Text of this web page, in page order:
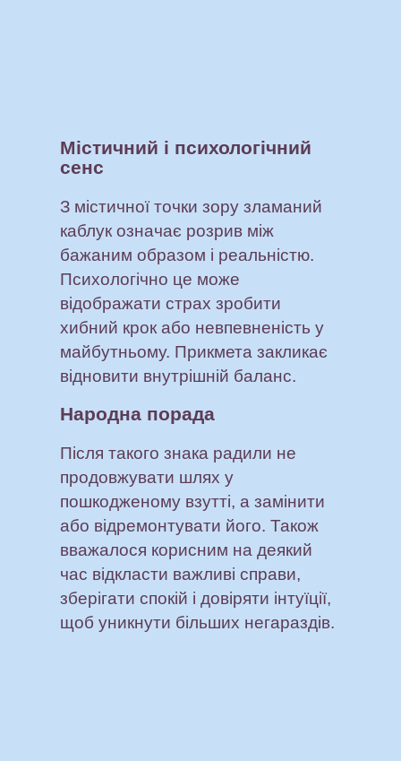
Містичний і психологічний
сенс
З містичної точки зору зламаний
каблук означає розрив між
бажаним образом і реальністю.
Психологічно це може
відображати страх зробити
хибний крок або невпевненість у
майбутньому. Прикмета закликає
відновити внутрішній баланс.
Народна порада
Після такого знака радили не
продовжувати шлях у
пошкодженому взутті, а замінити
або відремонтувати його. Також
вважалося корисним на деякий
час відкласти важливі справи,
зберігати спокій і довіряти інтуїції,
щоб уникнути більших негараздів.